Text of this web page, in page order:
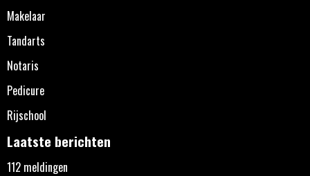
Makelaar
Tandarts
Notaris
Pedicure
Rijschool
Laatste berichten
112 meldingen